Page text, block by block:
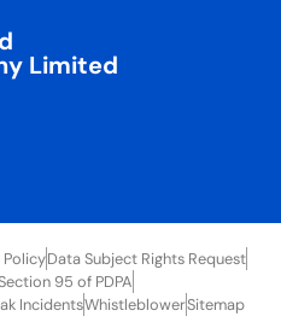
Limited
Data Subject Rights Request
95 of PDPA
IncidentsWhistleblowerSitemap